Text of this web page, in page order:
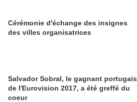
Cérémonie d'échange des insignes
des villes organisatrices
Salvador Sobral, le gagnant portugais
de l'Eurovision 2017, a été greffé du
coeur